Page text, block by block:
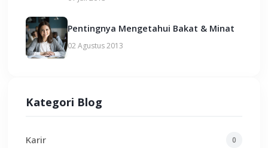
Pentingnya Mengetahui Bakat & Minat
02 Agustus 2013
Kategori Blog
Karir 0